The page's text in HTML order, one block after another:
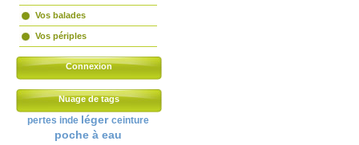
Vos balades
Vos périples
Connexion
Nuage de tags
pertes inde léger ceinture
poche à eau